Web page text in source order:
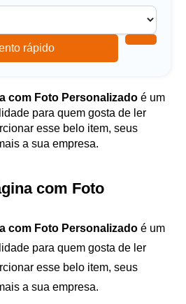
rápido
com Foto Personalizadoé um
para quem gosta de ler
esse belo item, seus
a sua empresa.
com Foto
com Foto Personalizadoé um
para quem gosta de ler
esse belo item, seus
a sua empresa.